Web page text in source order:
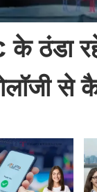
के ठंडा
से